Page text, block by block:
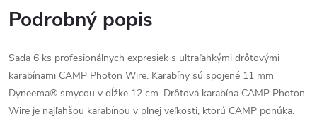
Podrobný popis
Sada 6 ks profesionálnych expresiek s ultraľahkými drôtovými
karabínami CAMP Photon Wire. Karabíny sú spojené 11 mm
Dyneema® smycou v dĺžke 12 cm. Drôtová karabína CAMP Photon
Wire je najľahšou karabínou v plnej veľkosti, ktorú CAMP ponúka.